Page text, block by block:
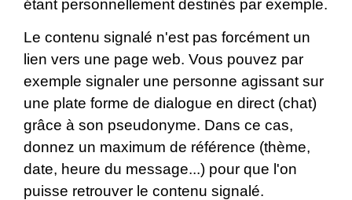
étant personnellement destinés par exemple.
Le contenu signalé n'est pas forcément un
lien vers une page web. Vous pouvez par
exemple signaler une personne agissant sur
une plate forme de dialogue en direct (chat)
grâce à son pseudonyme. Dans ce cas,
donnez un maximum de référence (thème,
date, heure du message...) pour que l'on
puisse retrouver le contenu signalé.